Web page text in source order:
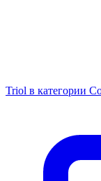
Triol в категории